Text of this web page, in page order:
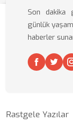
Son dakika
günlük
haberler
Rastgele Yazılar